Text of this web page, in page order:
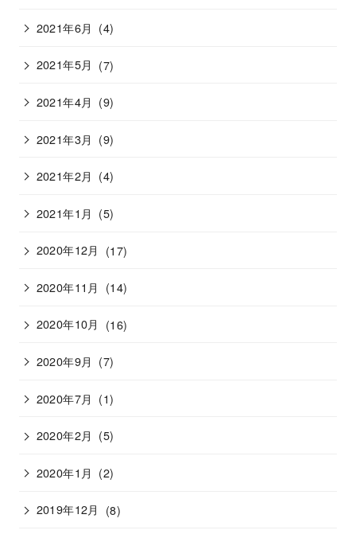
2021年6月 (4)
2021年5月 (7)
2021年4月 (9)
2021年3月 (9)
2021年2月 (4)
2021年1月 (5)
2020年12月 (17)
2020年11月 (14)
2020年10月 (16)
2020年9月 (7)
2020年7月 (1)
2020年2月 (5)
2020年1月 (2)
2019年12月 (8)